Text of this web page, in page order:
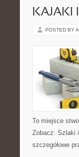
KAJAKI
POSTED BY
To miejsce
Zobacz: Szlaki
szczegółowe